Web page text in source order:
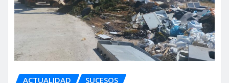
ACTUALIDAD SUCESOS